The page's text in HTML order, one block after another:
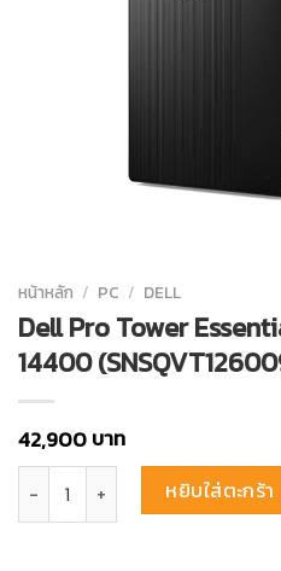
หน้าหลัก / PC / DELL
Dell Pro Tower
14400
42,900บาท
จำนวน Dell Pro Tower Essential
หยิบใส่ตะกร้า